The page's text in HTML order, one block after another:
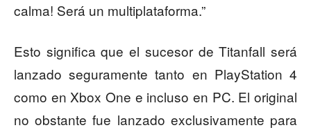
calma! Será un multiplataforma.”
Esto significa que el sucesor de Titanfall será
lanzado seguramente tanto en PlayStation 4
como en Xbox One e incluso en PC. El original
no obstante fue lanzado exclusivamente para